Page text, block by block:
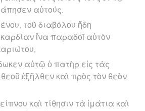
αὐτούς.
τοῦ διαβόλου ἤδη
καρδίαν ἵνα παραδοῖ αὐτὸν
αὐτῷ ὁ πατὴρ εἰς τὰς
ἐξῆλθεν καὶ πρὸς τὸν θεὸν
καὶ τίθησιν τὰ ἱμάτια καὶ